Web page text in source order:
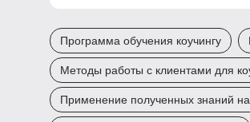
Программа обучения коучингу
Методы работы с клиентами для
Применение полученных знаний на